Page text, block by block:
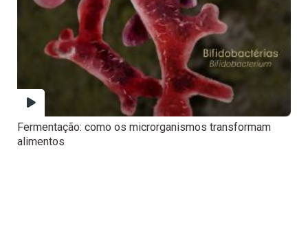
Fermentação: como os microrganismos transformam
alimentos